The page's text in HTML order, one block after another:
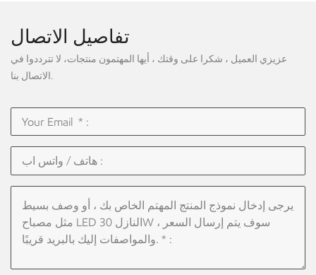
تفاصيل الاتصال
عزيزي العميل ، شكرا على وقتك ، أيها المهتمون منتجات، لا تترددوا في
الاتصال بنا.